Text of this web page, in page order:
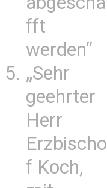
fft
werden“
„Sehr
geehrter
Herr
Erzbischo
f Koch,